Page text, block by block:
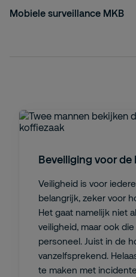
Mobiele surveillance MKB
Beveiliging voor de
Veiligheid is voor
belangrijk, zeker voor
Het gaat namelijk niet
veiligheid, maar ook
personeel. Juist in de
vanzelfsprekend.
te maken met